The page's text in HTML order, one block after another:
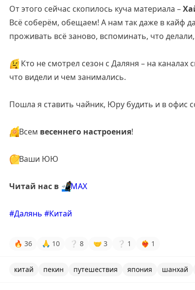
От этого сейчас скопилось куча материала –
Всё соберём, обещаем! А нам так даже в кайф
проживать всё заново, вспоминать, что
😉Кто не смотрел сезон с Даляня – на каналах
что видели и чем занимались.
Пошла я ставить чайник, Юру будить и в офис
🌼Всем весеннего настроения!
💛Ваши ЮЮ
Читай нас в 📲МАХ
#Далянь #Китай
🔥 36 🙏 10 ❔ 8 🤝 3 ❔ 1 ❤‍🔥 1
китай пекин путешествия япония шанхай